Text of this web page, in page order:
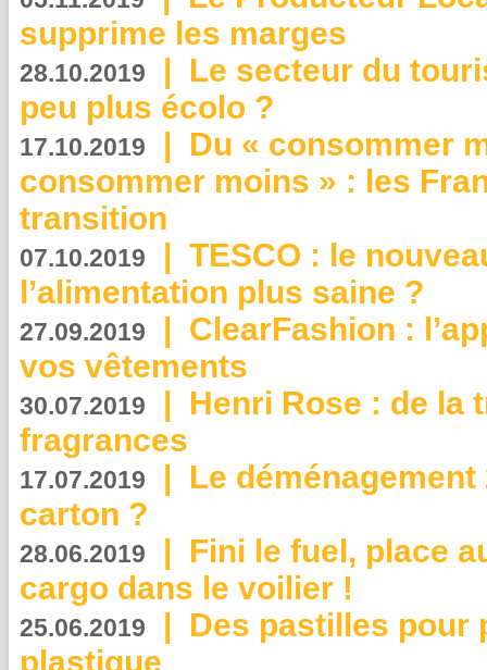
supprime les marges
28.10.2019 | Le secteur du
peu plus écolo ?
17.10.2019 | Du « consommer
consommer moins » : les
transition
07.10.2019 | TESCO : le
l’alimentation plus saine ?
27.09.2019 | ClearFashion :
vos vêtements
30.07.2019 | Henri Rose : de la
fragrances
17.07.2019 | Le
carton ?
28.06.2019 | Fini le fuel, place
cargo dans le voilier !
25.06.2019 | Des pastilles pour
plastique